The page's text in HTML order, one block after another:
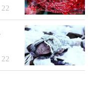
22
22